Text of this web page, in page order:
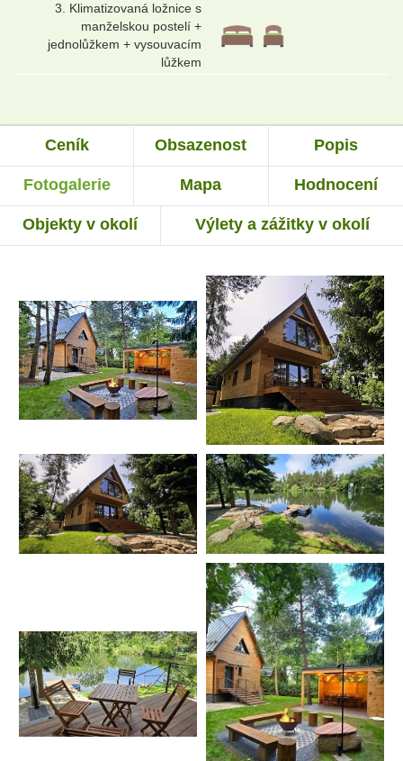
3. Klimatizovaná ložnice s
manželskou postelí +
jednolůžkem + vysouvacím
lůžkem
Ceník Obsazenost Popis
Fotogalerie Mapa Hodnocení
Objekty v okolí Výlety a zážitky v okolí